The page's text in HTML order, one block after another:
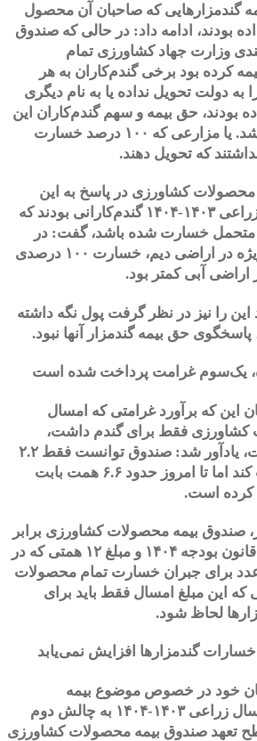
گندمزارهایی که صاحبان آن محصول
بودند، ادامه داد: در حالی که صندوق
وزارت جهاد کشاورزی تمام
کرده بود برخی گندم‌کاران به هر
دولت تحویل نداده یا به نام دیگری
بودند، حق بیمه و سهم گندم‌کاران این
دو دسته نیز پرداخت نشد. یا مزارعی که ۱۰۰ درصد خسارت
که تحویل دهند.
محصولات کشاورزی در پاسخ به این
پرسش که آیا در سال زراعی ۱۴۰۳-۱۴۰۴ گندم‌کارانی بودند که
۱۰۰ درصد متحمل خسارت شده باشد، گفت: در
استان‌های مختلف به ویژه در اراضی دیم، خسارت ۱۰۰ درصدی
اراضی آبی کمتر بود.
این را نیز در نظر گرفت پول نگه داشته
حق بیمه گندمزار آنها نبود.
یک‌سوم غرامت پرداخت شده است
این که برآورد غرامتی که امسال
کشاورزی فقط برای گندم داشت،
نزدیک به ۱۲ همت است، یادآور شد: صندوق توانست فقط ۲.۲
همت حق بیمه دریافت کند اما تا امروز حدود ۶.۶ همت بابت
کرده است.
صندوق بیمه محصولات کشاورزی برابر
با اعتباری که دولت در قانون بودجه ۱۴۰۴ و مبلغ ۱۲ همتی که در
برای جبران خسارت تمام محصولات
این مبلغ امسال فقط باید برای
لحاظ شود.
گندمزارها افزایش نمی‌یابد
خود در خصوص موضوع بیمه
گندمزارهای کشور در سال زراعی ۱۴۰۳-۱۴۰۴ به چالش دوم
تعهد صندوق بیمه محصولات کشاورزی